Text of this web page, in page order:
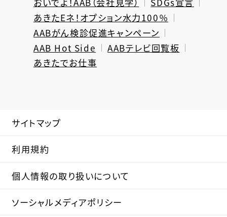
あきたEネ！オプション水力100％
AABがん検診促進キャンペーン
AAB Hot Side
AABテレビ回覧板
あきたでお仕事
サイトマップ
利用規約
個人情報の取り扱いについて
ソーシャルメディアポリシー